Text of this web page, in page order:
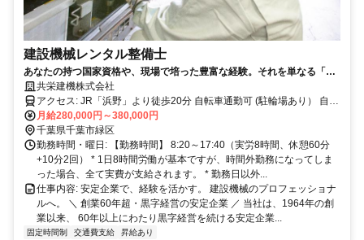
建設機械レンタル整備士
あなたの持つ国家資格や、現場で培った豊富な経験。それを単なる「作
業」で終わらせるのは、あまりにも惜しい！私たちは、あなたの専門性
を深く理解し、現場の核となる存在としてお迎えします。安定した環境
で、これまでのキャリアを最大限に活かし、中心となって活躍してくだ
さい！
共栄建機株式会社
アクセス: JR「浜野」より徒歩20分 自転車通勤可 (駐輪場あり） 自家
用車使用相談により可
月給280,000円～380,000円
千葉県千葉市緑区
勤務時間・曜日: 【勤務時間】 8:20～17:40（実労8時間、休憩60分
+10分2回） * 1日8時間労働が基本ですが、時間外勤務になってしま
った場合、全て実費が支給されます。 * 勤務日以外...
仕事内容: 安定企業で、経験を活かす。 建設機械のプロフェッショナ
ルへ。 ＼ 創業60年超・黒字経営の安定企業 ／ 当社は、1964年の創
業以来、 60年以上にわたり黒字経営を続ける安定企業...
固定時間制 交通費支給 昇給あり